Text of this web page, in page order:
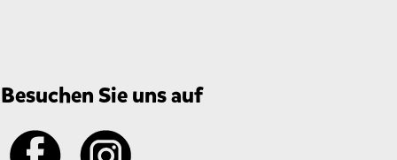
Besuchen Sie uns auf